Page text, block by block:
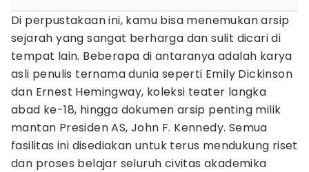
Di perpustakaan ini, kamu bisa menemukan arsip
sejarah yang sangat berharga dan sulit dicari di
tempat lain. Beberapa di antaranya adalah karya
asli penulis ternama dunia seperti Emily Dickinson
dan Ernest Hemingway, koleksi teater langka
abad ke-18, hingga dokumen arsip penting milik
mantan Presiden AS, John F. Kennedy. Semua
fasilitas ini disediakan untuk terus mendukung riset
dan proses belajar seluruh civitas akademika